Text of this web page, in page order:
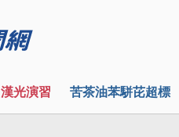
漢光演習 苦茶油苯駢芘超標